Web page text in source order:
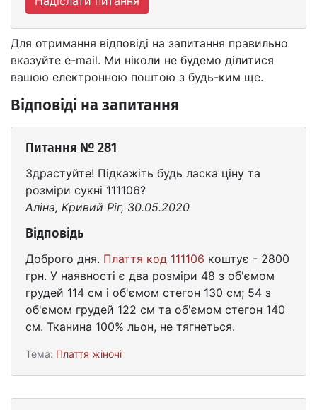
Для отримання відповіді на запитання правильно
вказуйте e-mail. Ми ніколи не будемо ділитися
вашою електронною поштою з будь-ким ще.
Відповіді на запитання
Питання № 281
Здрастуйте! Підкажіть будь ласка ціну та
розміри сукні 111106?
Аліна, Кривий Ріг, 30.05.2020
Відповідь
Доброго дня. Плаття код 111106 коштує - 2800
грн. У наявності є два розміри 48 з об'ємом
грудей 114 см і об'ємом стегон 130 см; 54 з
об'ємом грудей 122 см та об'ємом стегон 140
см. Тканина 100% льон, не тягнеться.
Тема: Плаття жіночі